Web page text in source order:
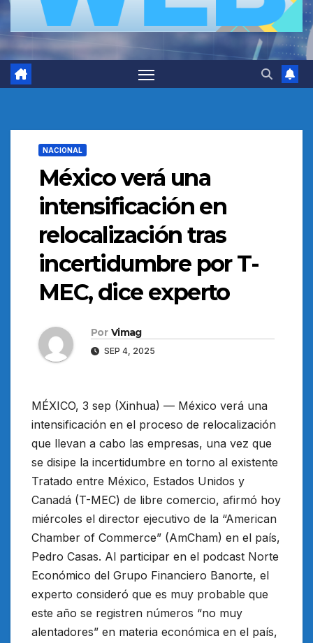
NACIONAL
México verá una
intensificación en
relocalización tras
incertidumbre por T-
MEC, dice experto
Por Vimag
SEP 4, 2025
MÉXICO, 3 sep (Xinhua) — México verá una
intensificación en el proceso de relocalización
que llevan a cabo las empresas, una vez que
se disipe la incertidumbre en torno al existente
Tratado entre México, Estados Unidos y
Canadá (T-MEC) de libre comercio, afirmó hoy
miércoles el director ejecutivo de la “American
Chamber of Commerce” (AmCham) en el país,
Pedro Casas. Al participar en el podcast Norte
Económico del Grupo Financiero Banorte, el
experto consideró que es muy probable que
este año se registren números “no muy
alentadores” en materia económica en el país,